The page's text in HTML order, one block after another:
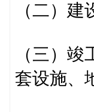
（二）
（三）
套设施、